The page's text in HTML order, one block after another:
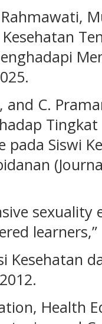
and C.
Tingkat
pada Siswi
learners,”
Health